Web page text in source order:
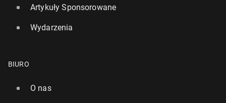
Artykuły Sponsorowane
Wydarzenia
BIURO
O nas